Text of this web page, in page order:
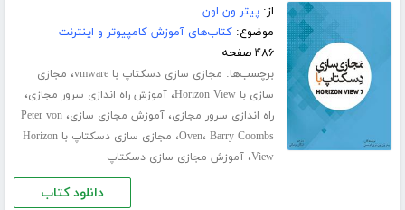
از:پیتر ون اون
موضوع:کتاب‌های آموزش کامپیوتر و اینترنت
۴۸۶ صفحه
برچسب‌ها: مجازی سازی دسکتاپ با vmware ، مجازی
سازی با Horizon View
،آموزش راه اندازی سرور مجازی،
راه اندازی سرور مجازی،آموزش مجازی سازی،Peter von
Oven، Barry Coombs ،
مجازی سازی دسکتاپ با Horizon
View،آموزش مجازی سازی دسکتاپ
دانلود کتاب